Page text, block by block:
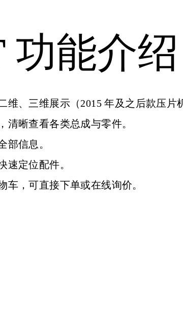
功能介绍
维、三维展示（2015 年及之后款压片
清晰查看各类总成与零件。
部信息。
速定位配件。
车，可直接下单或在线询价。